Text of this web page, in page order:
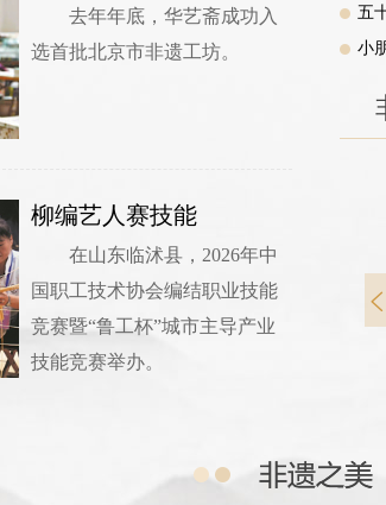
去年年底，华艺斋成功入
选首批北京市非遗工坊。
柳编艺人赛技能
在山东临沭县，2026年中
国职工技术协会编结职业技能
竞赛暨“鲁工杯”城市主导产业
技能竞赛举办。
五
小